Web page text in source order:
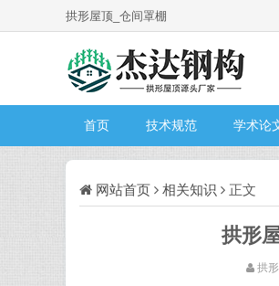
拱形屋顶_仓间罩棚
首页 技术规范 学术论
网站首页 相关知识 正文
拱形
拱